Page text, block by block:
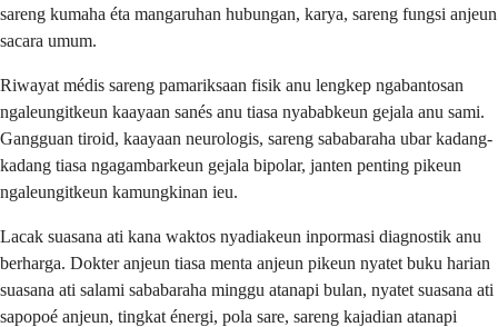
sareng kumaha éta mangaruhan hubungan, karya, sareng fungsi anjeun
sacara umum.
Riwayat médis sareng pamariksaan fisik anu lengkep ngabantosan
ngaleungitkeun kaayaan sanés anu tiasa nyababkeun gejala anu sami.
Gangguan tiroid, kaayaan neurologis, sareng sababaraha ubar kadang-
kadang tiasa ngagambarkeun gejala bipolar, janten penting pikeun
ngaleungitkeun kamungkinan ieu.
Lacak suasana ati kana waktos nyadiakeun inpormasi diagnostik anu
berharga. Dokter anjeun tiasa menta anjeun pikeun nyatet buku harian
suasana ati salami sababaraha minggu atanapi bulan, nyatet suasana ati
sapopoé anjeun, tingkat énergi, pola sare, sareng kajadian atanapi